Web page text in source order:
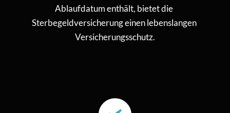
Ablaufdatum enthält, bietet die
Sterbegeldversicherung einen lebenslangen
Versicherungsschutz.